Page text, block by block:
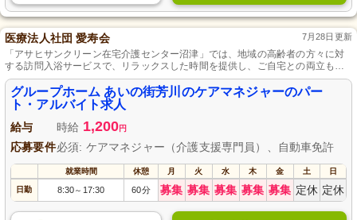
医療法人社団 愛寿会 7月28日更新
「アサヒサンクリーン在宅介護センター沼津」では、地域の高齢者の方々に対
する訪問入浴サービスで、リラックスした時間を提供し、ご自宅との両立も可
能な環境を実現しています。
グループホーム あいの街芳川のケアマネジャーのパー
ト・アルバイト求人
給与 時給 1,200円
応募要件必須: ケアマネジャー（介護支援専門員）、自動車免許
就業時間 休憩 月 火 水 木 金 土 日
日勤 8:30～ 17:30 60分 募集 募集 募集 募集 募集 定休 定休